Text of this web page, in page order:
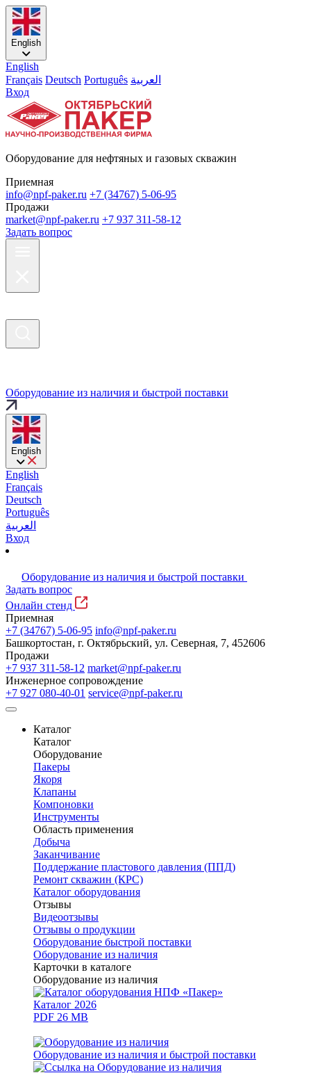
English
English
Français Deutsch Português العربية
Вход
Оборудование для нефтяных и газовых скважин
Приемная
info@npf-paker.ru +7 (34767) 5-06-95
Продажи
market@npf-paker.ru +7 937 311-58-12
Задать вопрос
Оборудование из наличия и быстрой поставки
English
English
Français
Deutsch
Português
العربية
Вход
Оборудование из наличия и быстрой поставки
Задать вопрос
Онлайн стенд
Приемная
+7 (34767) 5-06-95 info@npf-paker.ru
Башкортостан, г. Октябрьский, ул. Северная, 7, 452606
Продажи
+7 937 311-58-12 market@npf-paker.ru
Инженерное сопровождение
+7 927 080-40-01 service@npf-paker.ru
Каталог
Каталог
Оборудование
Пакеры
Якоря
Клапаны
Компоновки
Инструменты
Область применения
Добыча
Заканчивание
Поддержание пластового давления (ППД)
Ремонт скважин (КРС)
Каталог оборудования
Отзывы
Видеоотзывы
Отзывы о продукции
Оборудование быстрой поставки
Оборудование из наличия
Карточки в каталоге
Оборудование из наличия
Каталог 2026
PDF 26 MB
Оборудование из наличия и быстрой поставки